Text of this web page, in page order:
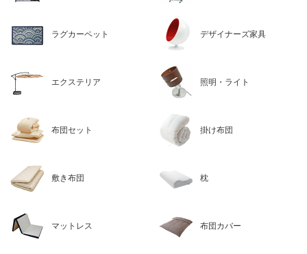
ラグカーペット デザイナーズ家具
エクステリア 照明・ライト
布団セット 掛け布団
敷き布団 枕
マットレス 布団カバー